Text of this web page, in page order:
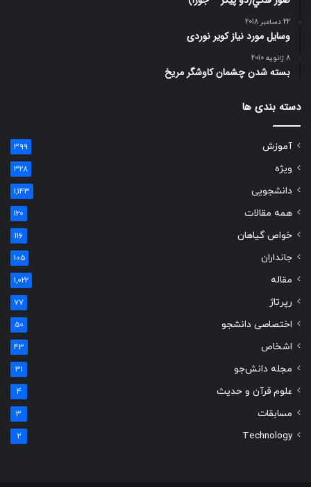
22 دسامبر 2018
وسایل مورد نیاز کویر نوردی
8 ژانویه 2010
بسته شدن چشمان کاوشگر مريخ
دسته بندی ها
آموزش 399
ویژه 328
دانشجویی 1,143
همه مقالات 120
خواص گیاهان 116
جانداران 105
مقاله 1,022
رپرتاژ 77
اختصاصی دانشجو 50
اشخاص 43
مجله دانش‌جو 31
علوم قرآن و حدیث 4
مسابقات 3
Technology
2